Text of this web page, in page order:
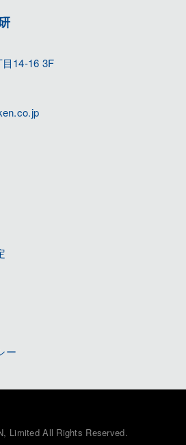
14-16 3F
ー
Limited All Rights Reserved.